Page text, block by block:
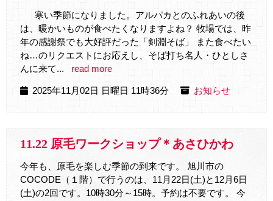
寒い季節になりました。アルパカとのふれあいの後
は、暖かいものが食べたくなりますよね？ 牧場では、昨
年の感謝祭でも大好評だった「剣淵そば」 また食べたい
ね…のリクエストにお応えし、そば打ち名人・ひとしさ
んに来て...
read more
2025年11月02日 日曜日 11時36分 お知らせ
11.22 原毛ワークショップ＊あさひかわ
今年も、原毛を楽しむ季節の到来です。 旭川市の
COCODE（１階）で行うのは、11月22日(土)と12月6日
(土)の2回です。10時30分～15時。予約は不要です。 今